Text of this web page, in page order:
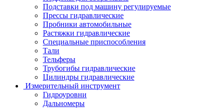
Подставки под машину регулируемые
Прессы гидравлические
Пробники автомобильные
Растяжки гидравлические
Специальные приспособления
Тали
Тельферы
Трубогибы гидравлические
Цилиндры гидравлические
Измерительный инструмент
Гидроуровни
Дальномеры